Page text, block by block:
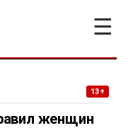
☰
13+
женщин